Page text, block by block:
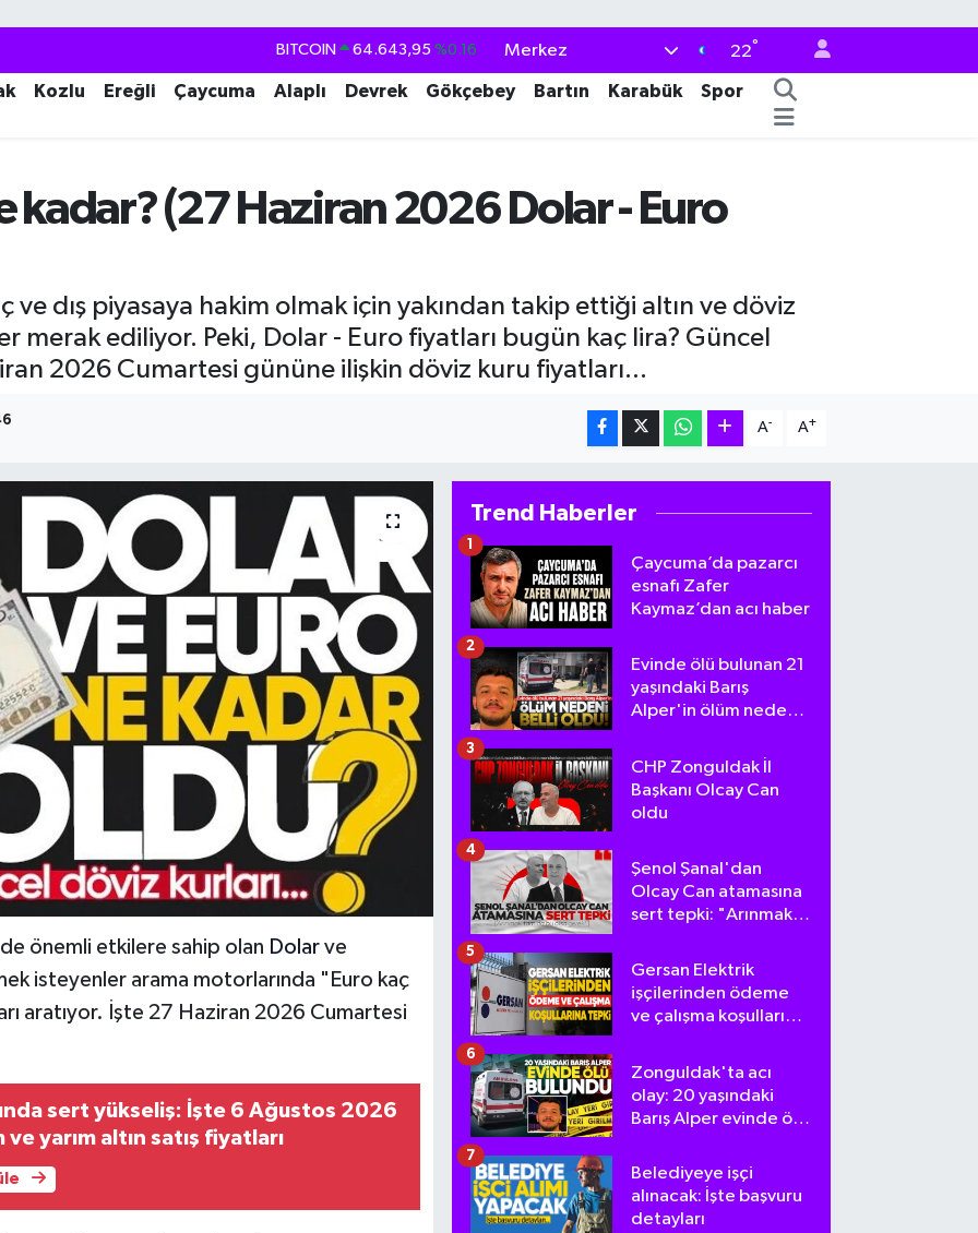
47,6704
EURO 55,0406 %-0.08
BİST100 13.799 %70
Merkez 22°
Kozlu Ereğli Çaycuma Alaplı Devrek Gökçebey Bartın Karabük Spor
kadar? (27 Haziran 2026 Dolar - Euro
ve dış piyasaya hakim olmak için yakından takip ettiği altın ve döviz
merak ediliyor. Peki, Dolar - Euro fiyatları bugün kaç lira? Güncel
2026 Cumartesi gününe ilişkin döviz kuru fiyatları...
A- A+
önemli etkilere sahip olan Dolarve
isteyenler arama motorlarında "Euro kaç
aratıyor. İşte 27 Haziran 2026 Cumartesi
sert yükseliş: İşte 6 Ağustos 2026
yarım altın satış fiyatları
Trend Haberler
Çaycuma’da pazarcı
esnafı Zafer
Kaymaz’dan acı haber
1
Evinde ölü bulunan 21
yaşındaki Barış
Alper'in ölüm nedeni
2
CHP Zonguldak İl
Başkanı Olcay Can
oldu
3
Şenol Şanal'dan
Olcay Can atamasına
sert tepki: "Arınmak
gerek!"
4
Gersan Elektrik
işçilerinden ödeme
ve çalışma koşullarına
5
Zonguldak'ta acı
olay: 20 yaşındaki
Barış Alper evinde ölü
6
Belediyeye işçi
alınacak: İşte başvuru
detayları
7